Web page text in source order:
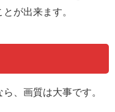
が出来ます。
、画質は大事です。